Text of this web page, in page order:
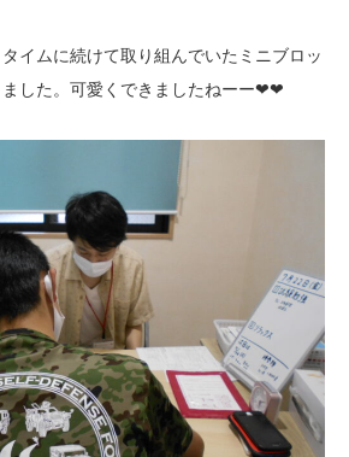
イムに続けて取り組んでいたミニブロッ
した。可愛くできましたねーー❤❤